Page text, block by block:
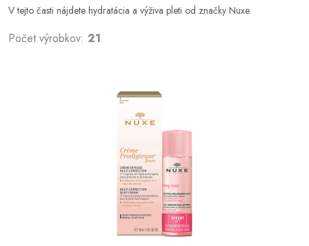
V tejto časti nájdete hydratácia a výživa pleti od značky Nuxe.
Počet výrobkov: 21